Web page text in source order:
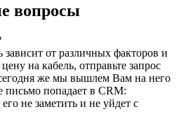
вопросы
от различных факторов и
на кабель, отправьте запрос
же мы вышлем Вам на него
попадает в CRM:
не заметить и не уйдет с